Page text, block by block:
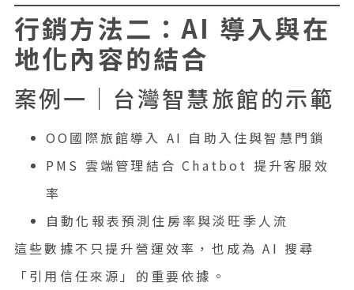
行銷方法二：AI 導入與在
地化內容的結合
案例一｜台灣智慧旅館的示範
OO國際旅館導入 AI 自助入住與智慧門鎖
PMS 雲端管理結合 Chatbot 提升客服效
率
自動化報表預測住房率與淡旺季人流
這些數據不只提升營運效率，也成為 AI 搜尋
「引用信任來源」的重要依據。